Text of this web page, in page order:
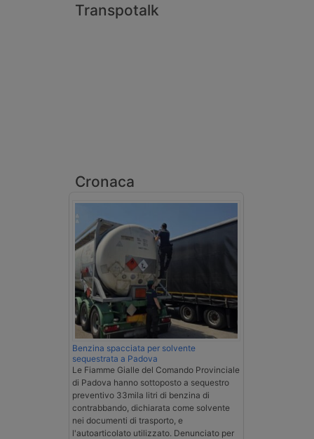
Transpotalk
Cronaca
Benzina spacciata per solvente
sequestrata a Padova
Le Fiamme Gialle del Comando Provinciale
di Padova hanno sottoposto a sequestro
preventivo 33mila litri di benzina di
contrabbando, dichiarata come solvente
nei documenti di trasporto, e
l'autoarticolato utilizzato. Denunciato per